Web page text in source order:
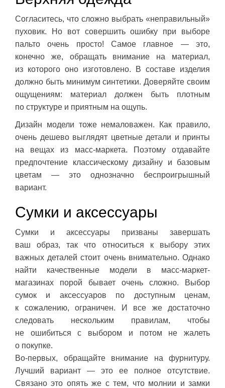
Согласитесь, что сложно выбрать «неправильный»
пуховик. Но вот совершить ошибку при выборе
пальто очень просто! Самое главное — это,
конечно же, обращать внимание на материал,
из которого оно изготовлено. В составе изделия
должно быть минимум синтетики. Доверяйте своим
ощущениям: материал должен быть плотным
по структуре и приятным на ощупь.
Дизайн модели тоже немаловажен. Как правило,
очень дешево выглядят цветные детали и принты
на вещах из масс-маркета. Поэтому отдавайте
предпочтение классическому дизайну и базовым
цветам — это однозначно беспроигрышный
вариант.
Сумки и аксессуары
Сумки и аксессуары призваны завершать
ваш образ, так что относиться к выбору этих
важных деталей стоит очень внимательно. Однако
найти качественные модели в масс-маркет-
магазинах порой бывает очень сложно. Выбор
сумок и аксессуаров по доступным ценам,
к сожалению, ограничен. И все же достаточно
следовать нескольким правилам, чтобы
не ошибиться с выбором и потом не жалеть
о покупке.
Во-первых, обращайте внимание на фурнитуру.
Лучший вариант — это ее полное отсутствие.
Связано это опять же с тем, что молнии и замки